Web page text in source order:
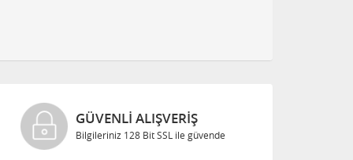
GÜVENLI ALIŞVERIŞ
Bilgileriniz 128 Bit SSL ile güvende